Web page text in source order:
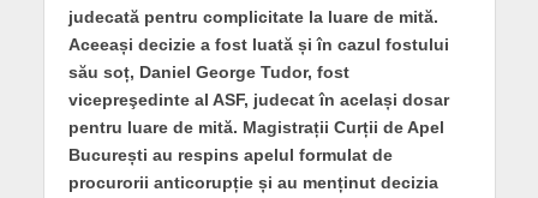
judecată pentru complicitate la luare de mită.
Aceeași decizie a fost luată și în cazul fostului
său soț, Daniel George Tudor, fost
vicepreşedinte al ASF, judecat în același dosar
pentru luare de mită. Magistrații Curții de Apel
București au respins apelul formulat de
procurorii anticorupție și au menținut decizia